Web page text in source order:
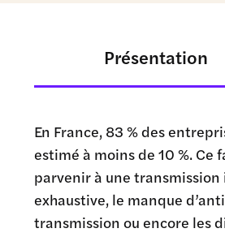
Présentation
En France, 83 % des
estimé à moins de 10 %.
parvenir à une
exhaustive, le manque
transmission ou encore les